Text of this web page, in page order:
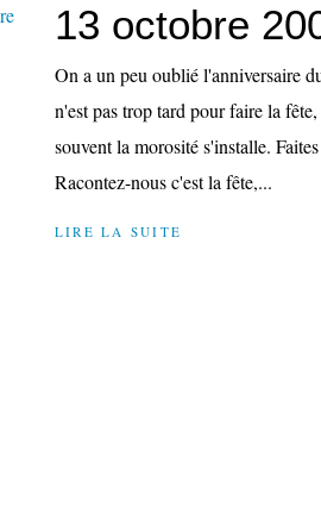
13 octobre
On a un peu oublié l'anniversaire
n'est pas trop tard pour faire la
souvent la morosité s'installe.
Racontez-nous c'est la fête,...
LIRE LA SUITE